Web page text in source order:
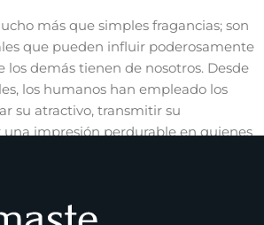
más que simples fragancias; son
que pueden influir poderosamente
los demás tienen de nosotros. Desde
los humanos han empleado los
su atractivo, transmitir su
impresión perdurable en quienes
así en una herramienta
la comunicación no verbal y en la